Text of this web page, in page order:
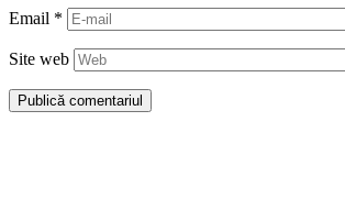
Email *
Site web